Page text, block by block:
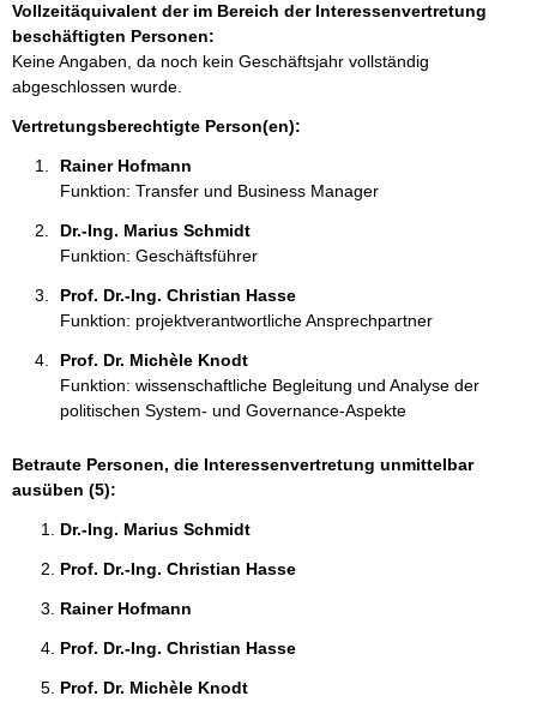
n
e
n
:
Vollzeitäquivalent der im Bereich der Interessenvertretung
beschäftigten Personen:
Keine Angaben, da noch kein Geschäftsjahr vollständig
abgeschlossen wurde.
Vertretungsberechtigte Person(en):
Rainer Hofmann
Funktion: Transfer und Business Manager
Dr.-Ing. Marius Schmidt
Funktion: Geschäftsführer
Prof. Dr.-Ing. Christian Hasse
Funktion: projektverantwortliche Ansprechpartner
Prof. Dr. Michèle Knodt
Funktion: wissenschaftliche Begleitung und Analyse der
politischen System- und Governance-Aspekte
Betraute Personen, die Interessenvertretung unmittelbar
ausüben (5):
Dr.-Ing. Marius Schmidt
Prof. Dr.-Ing. Christian Hasse
Rainer Hofmann
Prof. Dr.-Ing. Christian Hasse
Prof. Dr. Michèle Knodt